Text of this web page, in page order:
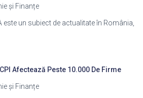
și Finanțe
este un subiect de actualitate în România,
Afectează Peste 10.000 De Firme
și Finanțe